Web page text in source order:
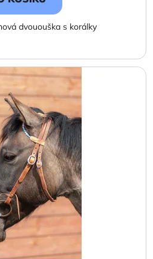
dvououška s korálky